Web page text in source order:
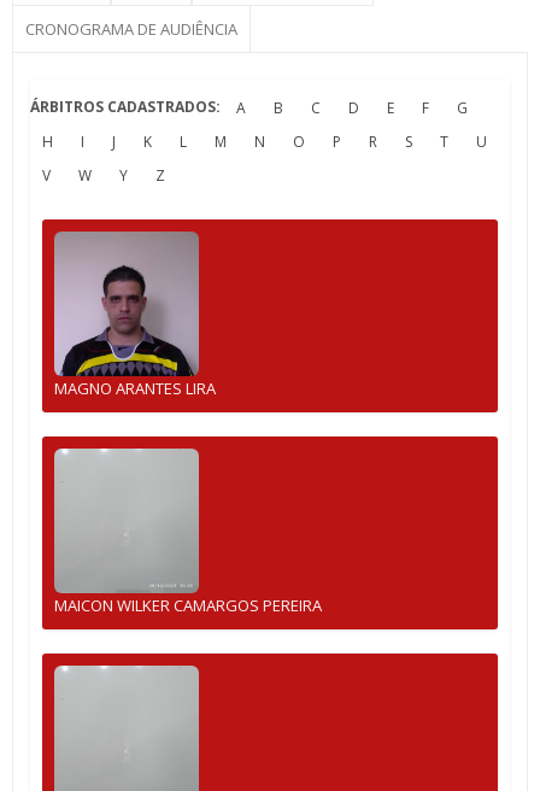
CRONOGRAMA DE AUDIÊNCIA
ÁRBITROS CADASTRADOS: A B C D E F
G
H
I J K L M N O P R S T
U
V
W Y Z
MAGNO ARANTES LIRA
MAICON WILKER CAMARGOS PEREIRA